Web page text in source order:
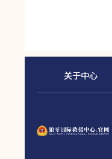
关于中心